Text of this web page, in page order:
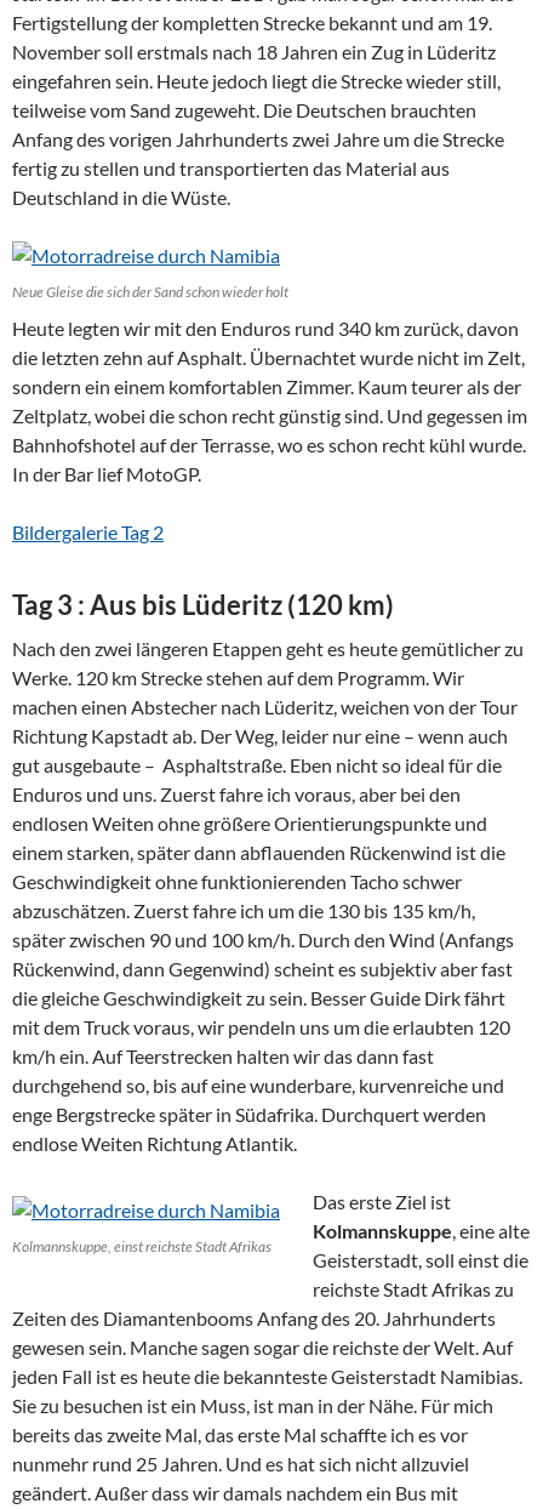
Fertigstellung der kompletten Strecke bekannt und am 19.
November soll erstmals nach 18 Jahren ein Zug in Lüderitz
eingefahren sein. Heute jedoch liegt die Strecke wieder still,
teilweise vom Sand zugeweht. Die Deutschen brauchten
Anfang des vorigen Jahrhunderts zwei Jahre um die Strecke
fertig zu stellen und transportierten das Material aus
Deutschland in die Wüste.
Neue Gleise die sich der Sand schon wieder holt
Heute legten wir mit den Enduros rund 340 km zurück, davon
die letzten zehn auf Asphalt. Übernachtet wurde nicht im Zelt,
sondern ein einem komfortablen Zimmer. Kaum teurer als der
Zeltplatz, wobei die schon recht günstig sind. Und gegessen im
Bahnhofshotel auf der Terrasse, wo es schon recht kühl wurde.
In der Bar lief MotoGP.
Bildergalerie Tag 2
Tag 3 : Aus bis Lüderitz (120 km)
Nach den zwei längeren Etappen geht es heute gemütlicher zu
Werke. 120 km Strecke stehen auf dem Programm. Wir
machen einen Abstecher nach Lüderitz, weichen von der Tour
Richtung Kapstadt ab. Der Weg, leider nur eine – wenn auch
gut ausgebaute – Asphaltstraße. Eben nicht so ideal für die
Enduros und uns. Zuerst fahre ich voraus, aber bei den
endlosen Weiten ohne größere Orientierungspunkte und
einem starken, später dann abflauenden Rückenwind ist die
Geschwindigkeit ohne funktionierenden Tacho schwer
abzuschätzen. Zuerst fahre ich um die 130 bis 135 km/h,
später zwischen 90 und 100 km/h. Durch den Wind (Anfangs
Rückenwind, dann Gegenwind) scheint es subjektiv aber fast
die gleiche Geschwindigkeit zu sein. Besser Guide Dirk fährt
mit dem Truck voraus, wir pendeln uns um die erlaubten 120
km/h ein. Auf Teerstrecken halten wir das dann fast
durchgehend so, bis auf eine wunderbare, kurvenreiche und
enge Bergstrecke später in Südafrika. Durchquert werden
endlose Weiten Richtung Atlantik.
Kolmannskuppe, einst reichste Stadt Afrikas
Das erste Ziel ist
Kolmannskuppe, eine alte
Geisterstadt, soll einst die
reichste Stadt Afrikas zu
Zeiten des Diamantenbooms Anfang des 20. Jahrhunderts
gewesen sein. Manche sagen sogar die reichste der Welt. Auf
jeden Fall ist es heute die bekannteste Geisterstadt Namibias.
Sie zu besuchen ist ein Muss, ist man in der Nähe. Für mich
bereits das zweite Mal, das erste Mal schaffte ich es vor
nunmehr rund 25 Jahren. Und es hat sich nicht allzuviel
geändert. Außer dass wir damals nachdem ein Bus mit